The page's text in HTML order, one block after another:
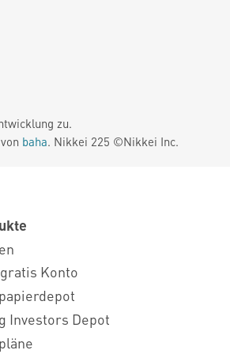
zu.
baha. Nikkei 225 ©Nikkei Inc.
Konto
Investors Depot